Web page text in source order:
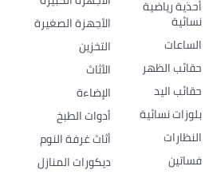
أحذية رياضية
نسائية
الساعات
حقائب الظهر
حقائب اليد
بلوزات نسائية
النظارات
فساتين
الأجهزة الصغيرة
التخزين
الأثاث
الإضاءة
أدوات الطبخ
أثاث غرفة النوم
ديكورات المنازل